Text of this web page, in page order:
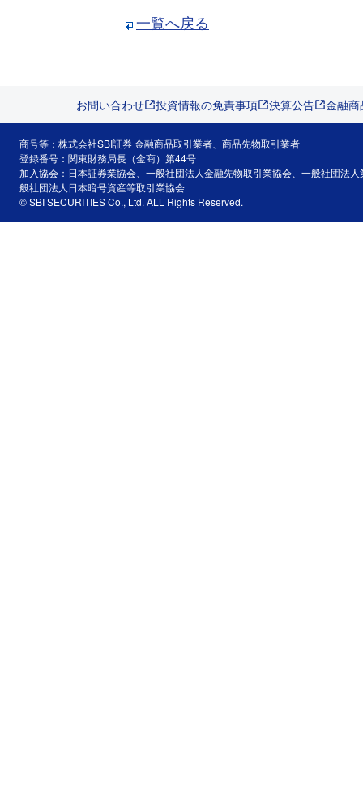
一覧へ戻る
お問い合わせ 投資情報の免責事項 決算公告 金融
商号等：株式会社SBI証券 金融商品取引業者、商品先物取引業者
登録番号：関東財務局長（金商）第44号
加入協会：日本証券業協会、一般社団法人金融先物取引業協会、一般社団法
般社団法人日本暗号資産等取引業協会
© SBI SECURITIES Co., Ltd. ALL Rights Reserved.